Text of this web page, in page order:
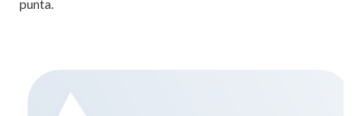
punta.